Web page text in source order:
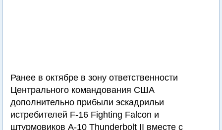
Ранее в октябре в зону ответственности
Центрального командования США
дополнительно прибыли эскадрильи
истребителей F-16 Fighting Falcon и
штурмовиков A-10 Thunderbolt II вместе с